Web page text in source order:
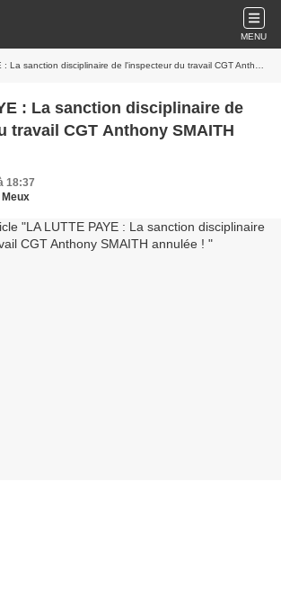
MENU
disciplinaire de l'inspecteur du travail CGT Anthony SMAITH annulée !
: La sanction disciplinaire de
travail CGT Anthony SMAITH
18:37